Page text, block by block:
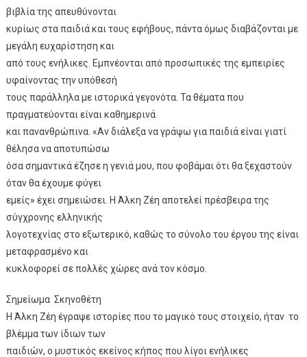
βιβλία της απευθύνονται
κυρίως στα παιδιά και τους εφήβους, πάντα όμως διαβάζονται με
μεγάλη ευχαρίστηση και
από τους ενήλικες. Εμπνέονται από προσωπικές της εμπειρίες
υφαίνοντας την υπόθεσή
τους παράλληλα με ιστορικά γεγονότα. Τα θέματα που
πραγματεύονται είναι καθημερινά
και πανανθρώπινα. «Αν διάλεξα να γράψω για παιδιά είναι γιατί
θέλησα να αποτυπώσω
όσα σημαντικά έζησε η γενιά μου, που φοβάμαι ότι θα ξεχαστούν
όταν θα έχουμε φύγει
εμείς» έχει σημειώσει. Η Άλκη Ζέη αποτελεί πρέσβειρα της
σύγχρονης ελληνικής
λογοτεχνίας στο εξωτερικό, καθώς το σύνολο του έργου της είναι
μεταφρασμένο και
κυκλοφορεί σε πολλές χώρες ανά τον κόσμο.
Σημείωμα Σκηνοθέτη
Η Άλκη Ζέη έγραψε ιστορίες που το μαγικό τους στοιχείο, ήταν το
βλέμμα των ίδιων των
παιδιών, ο μυστικός εκείνος κήπος που λίγοι ενήλικες